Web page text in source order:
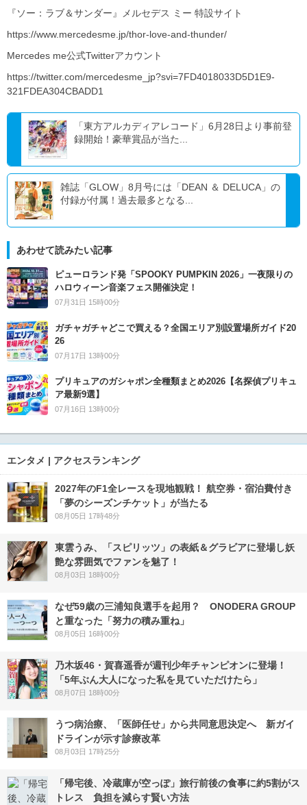
『ソー：ラブ＆サンダー』メルセデス ミー 特設サイト
https://www.mercedesme.jp/thor-love-and-thunder/
Mercedes me公式Twitterアカウント
https://twitter.com/mercedesme_jp?svi=7FD4018033D5D1E9-
321FDEA304CBADD1
「東方アルカディアレコード」6月28日より事前登
録開始！豪華賞品が当た...
雑誌「GLOW」8月号には「DEAN ＆ DELUCA」の
付録が付属！過去最多となる...
あわせて読みたい記事
ピューロランド発「SPOOKY PUMPKIN 2026」一夜限りの
ハロウィーン音楽フェス開催決定！
07月31日 15時00分
ガチャガチャどこで買える？全国エリア別設置場所ガイド20
26
07月17日 13時00分
プリキュアのガシャポン全種類まとめ2026【名探偵プリキュ
ア最新9選】
07月16日 13時00分
エンタメ | アクセスランキング
2027年のF1全レースを現地観戦！ 航空券・宿泊費付き
「夢のシーズンチケット」が当たる
08月05日 17時48分
東雲うみ、「スピリッツ」の表紙＆グラビアに登場し妖
艶な雰囲気でファンを魅了！
08月03日 18時00分
なぜ59歳の三浦知良選手を起用？ ONODERA GROUP
と重なった「努力の積み重ね」
08月05日 16時00分
乃木坂46・賀喜遥香が週刊少年チャンピオンに登場！
「5年ぶん大人になった私を見ていただけたら」
08月07日 18時00分
うつ病治療、「医師任せ」から共同意思決定へ 新ガイ
ドラインが示す診療改革
08月03日 17時25分
「帰宅後、冷蔵庫が空っぽ」旅行前後の食事に約5割がス
トレス 負担を減らす賢い方法